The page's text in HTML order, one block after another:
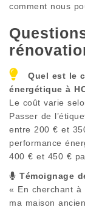
comment nous
Quel est le
énergétique à
Le coût varie
Passer de
entre 200 € et
performance
400 € et 450 €
Témoignage
« En cherchant à
ma maison